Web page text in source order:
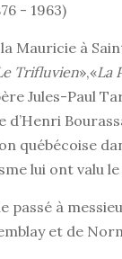
- 1963)
Mauricie à
Trifluvien»,«La
Jules-Paul
québécoise
lui ont valu
passé à
et de